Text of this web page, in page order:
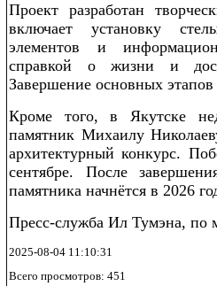
Проект разработан
включает установку
элементов и
справкой о жизни и
Завершение основных этапов
Кроме того, в Якутске
памятник Михаилу
архитектурный конкурс.
сентябре. После
памятника начнётся в 2026
Пресс-служба Ил Тумэна,
2025-08-04 11:10:31
Всего просмотров: 451